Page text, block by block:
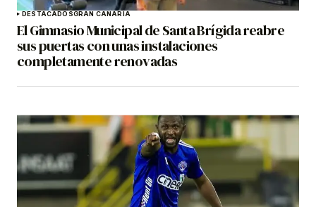
DESTACADOSGRAN CANARIA
El Gimnasio Municipal de Santa Brígida reabre
sus puertas con unas instalaciones
completamente renovadas